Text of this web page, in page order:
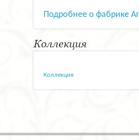
Подробнее о фабрике
Коллекция
Коллекция